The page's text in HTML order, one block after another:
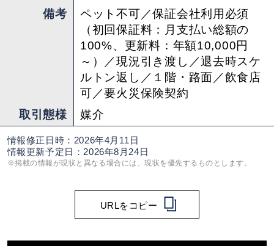
備考
ペット不可／保証会社利用必須
（初回保証料：月支払い総額の
100%、更新料：年額10,000円
～）／現況引き渡し／退去時スケ
ルトン返し／１階・路面／飲食店
可／要火災保険契約
取引態様
媒介
情報修正日時：2026年4月11日
情報更新予定日：2026年8月24日
※掲載の情報が現状と異なる場合には、現状を優先するものとします。
URLをコピー